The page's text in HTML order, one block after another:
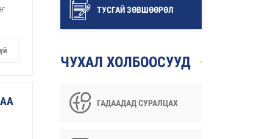
ТУСГАЙ ЗӨВШӨӨРӨЛ
ЧУХАЛ ХОЛБООСУУД
ГАДААДАД СУРАЛЦАХ